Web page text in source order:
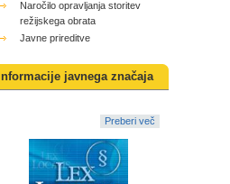
Naročilo opravljanja storitev
režijskega obrata
Javne prireditve
Informacije javnega značaja
Preberi več